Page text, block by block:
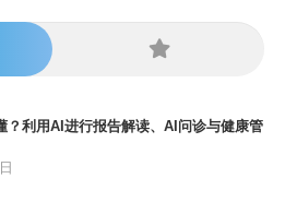
？利用AI进行报告解读、AI问诊与健康管